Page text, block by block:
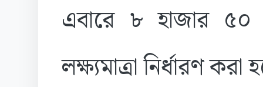
এবারে ৮ হাজার
লক্ষ্যমাত্রা নির্ধারণ করা